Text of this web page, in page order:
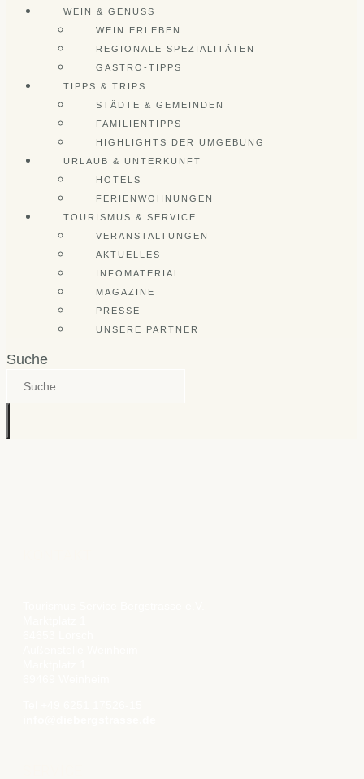
WEIN & GENUSS
WEIN ERLEBEN
REGIONALE SPEZIALITÄTEN
GASTRO-TIPPS
TIPPS & TRIPS
STÄDTE & GEMEINDEN
FAMILIENTIPPS
HIGHLIGHTS DER UMGEBUNG
URLAUB & UNTERKUNFT
HOTELS
FERIENWOHNUNGEN
TOURISMUS & SERVICE
VERANSTALTUNGEN
AKTUELLES
INFOMATERIAL
MAGAZINE
PRESSE
UNSERE PARTNER
Suche